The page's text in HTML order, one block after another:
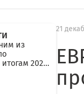
из
2025
480
21